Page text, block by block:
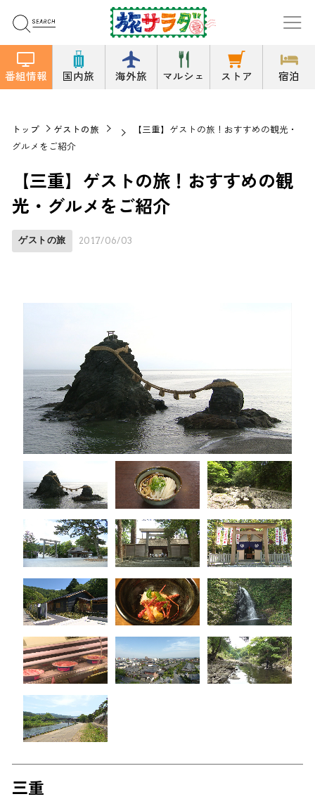
番組情報 国内旅 海外旅 マルシェ ストア 宿泊
トップ ゲストの旅
【三重】ゲストの旅！おすすめの観光・
グルメをご紹介
【三重】ゲストの旅！おすすめの観
光・グルメをご紹介
ゲストの旅 2017/06/03
三重